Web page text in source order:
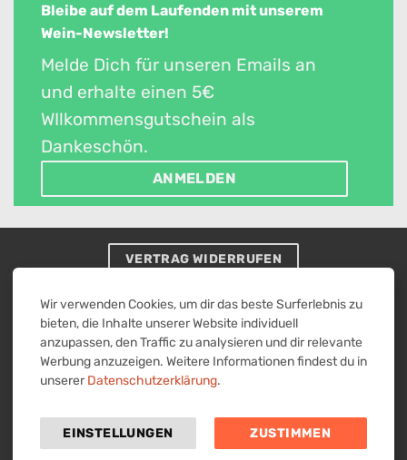
Bleibe auf dem Laufenden mit unserem
Wein-Newsletter!
Melde Dich für unseren Emails an
und erhalte einen 5€
WIlkommensgutschein als
Dankeschön.
ANMELDEN
VERTRAG WIDERRUFEN
Express2
IMPRESSUM
ALLGEMEINE GESCHÄFTSBEDINGUNGEN MIT
KUNDENINFORMATIONEN
WIDERRUFSBELEHRUNG & WIDERRUFSFORMULAR
DATENSCHUTZERKLÄRUNG
zzgl. Versandkosten.
Verkauf von Alkohol nur an Personen über 18 Jahre.
Wir verwenden Cookies, um dir das beste Surferlebnis zu
bieten, die Inhalte unserer Website individuell
anzupassen, den Traffic zu analysieren und dir relevante
Werbung anzuzeigen. Weitere Informationen findest du in
unserer Datenschutzerklärung.
ZUSTIMMEN
EINSTELLUNGEN